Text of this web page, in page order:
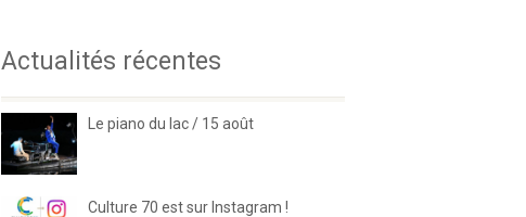
Actualités récentes
Le piano du lac / 15 août
Culture 70 est sur Instagram !